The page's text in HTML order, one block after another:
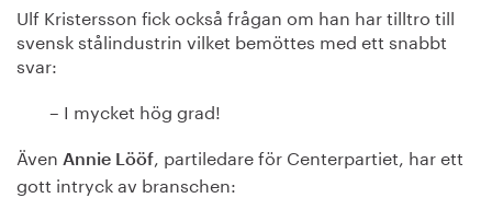
Ulf Kristersson fick också frågan om han har tilltro till
svensk stålindustrin vilket bemöttes med ett snabbt
svar:
– I mycket hög grad!
Även Annie Lööf
, partiledare för Centerpartiet, har ett
gott intryck av branschen: